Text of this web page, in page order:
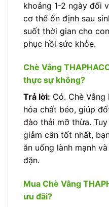
khoảng 1-2 ngày đối
cơ thể ổn định sau
suốt thời gian cho
phục hồi sức khỏe.
Chè Vằng
thực sự không?
Trả lời: Có. Chè
hóa chất béo, giúp
đào thải mỡ thừa.
giảm cân tốt nhất,
ăn uống lành mạnh
đặn.
Mua Chè Vằng
ưu đãi?